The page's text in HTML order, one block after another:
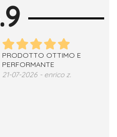
PRODOTTO OTTIMO E
PERFORMANTE
21-07-2026 - enrico z.